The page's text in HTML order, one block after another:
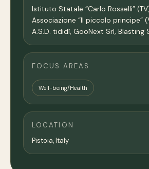
Istituto Statale “Carlo Rosselli”
Associazione “Il piccolo principe”
A.S.D. tididì, GooNext Srl,
FOCUS AREAS
Well-being/Health
LOCATION
Pistoia, Italy